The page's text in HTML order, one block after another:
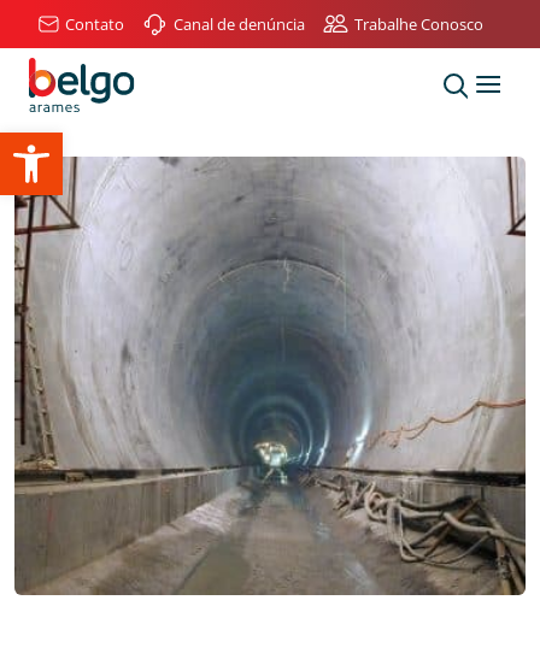
Abrir a barra de ferramentas
Contato Canal de denúncia Trabalhe Conosco